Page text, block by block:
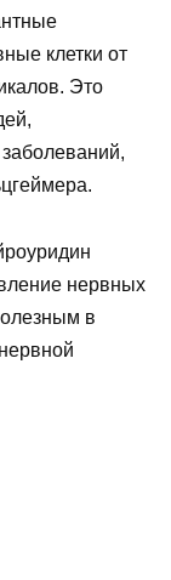
клетки от
Это
нервных
в